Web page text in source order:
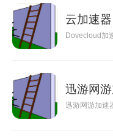
云加速器
Dovecloud加
迅游网
迅游网游加速